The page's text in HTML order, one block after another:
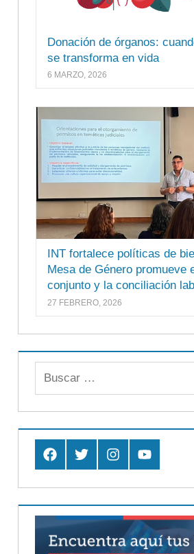
Donación de órganos:
se transforma en vida
6 MARZO, 2026
INT fortalece políticas de
Mesa de Género promueve
conjunto y la conciliación
27 FEBRERO, 2026
FacebookTwitter InstagramYoutube